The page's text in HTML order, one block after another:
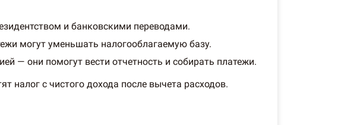
и банковскими переводами.
могут уменьшать налогооблагаемую базу.
— они помогут вести отчетность и собирать платежи.
налог с чистого дохода после вычета расходов.